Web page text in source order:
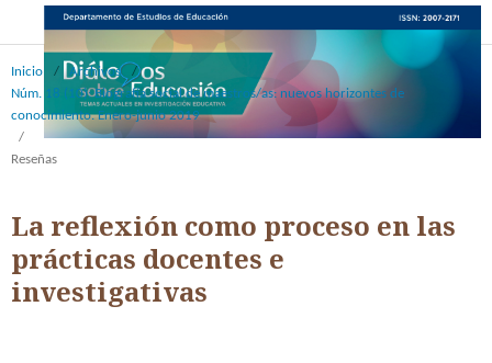
Inicio / Archivos
/
Núm. 18 (10): Biografía social de maestros/as: nuevos horizontes de
conocimiento. Enero-junio 2019
/
Reseñas
La reflexión como proceso en las
prácticas docentes e
investigativas